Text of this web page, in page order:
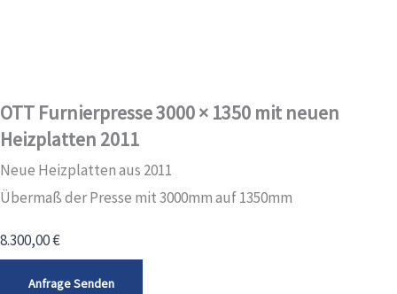
OTT Furnierpresse 3000 × 1350 mit neuen
Heizplatten 2011
Neue Heizplatten aus 2011
Übermaß der Presse mit 3000mm auf 1350mm
8.300,00€
Anfrage Senden